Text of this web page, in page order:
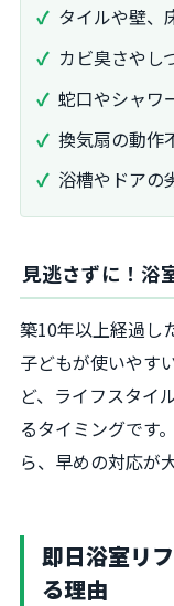
タイルや壁、
カビ臭さやし
蛇口やシャワ
換気扇の動作
浴槽やドアの
見逃さずに！浴
築10年以上経過し
子どもが使いやす
ど、ライフスタイ
るタイミングです
ら、早めの対応が
即日浴室リ
る理由